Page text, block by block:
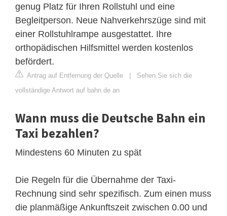
genug Platz für Ihren Rollstuhl und eine
Begleitperson. Neue Nahverkehrszüge sind mit
einer Rollstuhlrampe ausgestattet. Ihre
orthopädischen Hilfsmittel werden kostenlos
befördert.
Antrag auf Entfernung der Quelle | Sehen Sie sich die
vollständige Antwort auf bahn.de an
Wann muss die Deutsche Bahn ein
Taxi bezahlen?
Mindestens 60 Minuten zu spät
Die Regeln für die Übernahme der Taxi-
Rechnung sind sehr spezifisch. Zum einen muss
die planmäßige Ankunftszeit zwischen 0.00 und